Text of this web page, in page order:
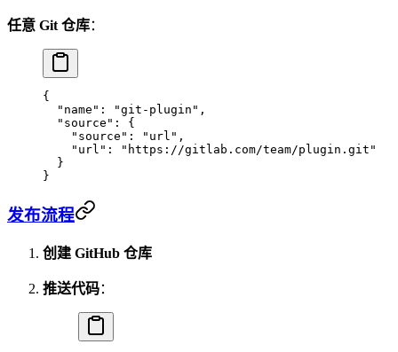
任意 Git 仓库：
{
  "name"
: "git-plugin" ,
  "source"
: {
    "source"
: "url" ,
    "url"
:
"https://gitlab.com/team/plugin.git"
  }
}
发布流程
创建 GitHub 仓库
推送代码：